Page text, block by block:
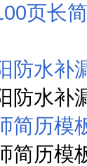
页长
防水补
防水补
简历模
简历模